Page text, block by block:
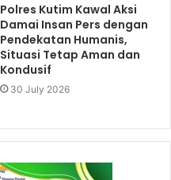
Polres Kutim Kawal Aksi
Damai Insan Pers dengan
Pendekatan Humanis,
Situasi Tetap Aman dan
Kondusif
30 July 2026